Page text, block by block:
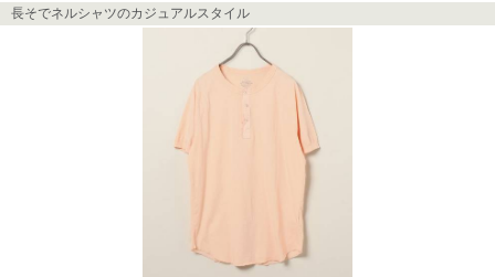
長そでネルシャツのカジュアルスタイル